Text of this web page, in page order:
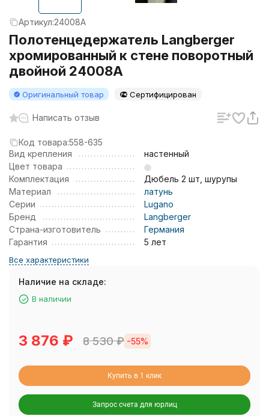
Артикул:24008A
Полотенцедержатель Langberger
хромированный к стене поворотный
двойной 24008A
Оригинальный товар Сертифицирован
Написать отзыв
Код товара:558-635
Вид крепления
настенный
Цвет товара
Комплектация
Дюбель 2 шт, шурупы
Материал
латунь
Серии
Lugano
Бренд
Langberger
Страна-изготовитель
Германия
Гарантия
5 лет
Все характеристики
Наличие на складе:
В наличии
3 876 ₽ 8 530₽ -55%
Купить в 1 клик
Запрос счета для юрлиц